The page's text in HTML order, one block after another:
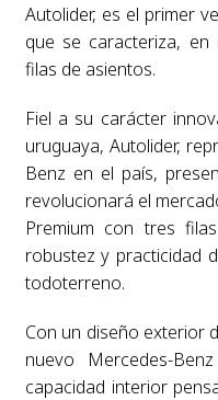
Autolider, es el primer
que se caracteriza,
filas de asientos.
Fiel a su carácter
uruguaya, Autolider,
Benz en el país,
revolucionará el
Premium con tres
robustez y practicidad
todoterreno.
Con un diseño exterior
nuevo Mercedes-
capacidad interior